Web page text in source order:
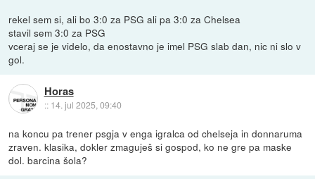
rekel sem si, ali bo 3:0 za PSG ali pa 3:0 za Chelsea
stavil sem 3:0 za PSG
vceraj se je videlo, da enostavno je imel PSG slab dan, nic ni slo v
gol.
Horas
:: 14. jul 2025, 09:40
na koncu pa trener psgja v enga igralca od chelseja in donnaruma
zraven. klasika, dokler zmaguješ si gospod, ko ne gre pa maske
dol. barcina šola?